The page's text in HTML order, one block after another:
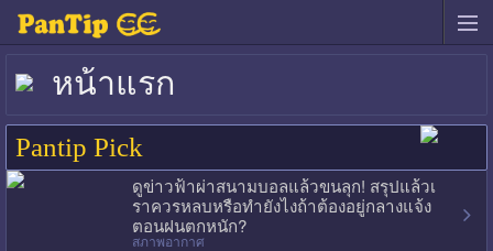
หน้าแรก
Pantip Pick
ดูข่าวฟ้าผ่าสนามบอลแล้วขนลุก! สรุปแล้วเ
ราควรหลบหรือทำยังไงถ้าต้องอยู่กลางแจ้ง
ตอนฝนตกหนัก?
สภาพอากาศ